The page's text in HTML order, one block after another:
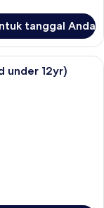
tanggal Anda
selimut bulu angsa,
under 12yr)